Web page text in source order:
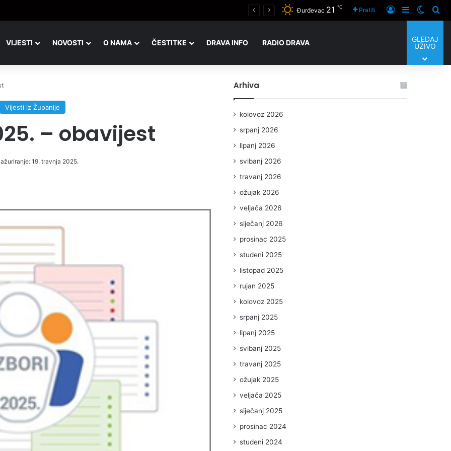
Đurđevac 21 ℃ Pratiti Prijaviti se
Sidebar
VIJESTI NOVOSTI O NAMA ČESTITKE DRAVA INFO RADIO DRAVA
GLEDAJ
UŽIVO
Vijesti iz Županije
– obavijest
19. travnja 2025.
Arhiva
kolovoz 2026
srpanj 2026
lipanj 2026
svibanj 2026
travanj 2026
ožujak 2026
veljača 2026
siječanj 2026
prosinac 2025
studeni 2025
listopad 2025
rujan 2025
kolovoz 2025
srpanj 2025
lipanj 2025
svibanj 2025
travanj 2025
ožujak 2025
veljača 2025
siječanj 2025
prosinac 2024
studeni 2024